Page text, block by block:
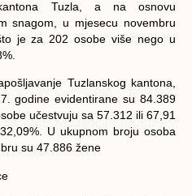
Tuzla, a na osnovu
snagom, u mjesecu novembru
je za 202 osobe više nego u
Tuzlanskog kantona,
godine evidentirane su 84.389
učestvuju sa 57.312 ili 67,91
U ukupnom broju osoba
su 47.886 žene